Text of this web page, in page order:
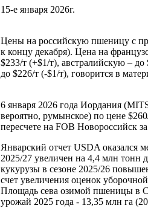
15-е января 2026г.
Цены на российскую пшеницу с
к концу декабря). Цена на
$233/т (+$1/т), австралийскую –
до $226/т (-$1/т), говорится в
6 января 2026 года Иордания
вероятно, румынское) по цене
пересчете на FOB Новороссийск
Январский отчет USDA оказался
2025/27 увеличен на 4,4 млн тонн
кукурузы в сезоне 2025/26
счет увеличения оценок
Площадь сева озимой пшеницы в
урожай 2025 года - 13,35 млн га